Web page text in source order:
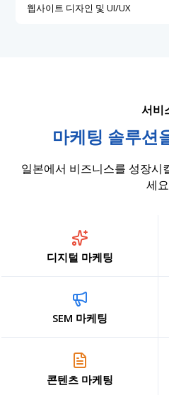
웹사이트 디자인 및 UI/UX
서비
마케팅 솔루션
일본에서 비즈니스를 성장시
세
디지털 마케팅
SEM 마케팅
콘텐츠 마케팅